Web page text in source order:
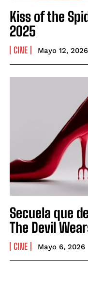
Kiss of the
2025
CINE Mayo 12, 2026
Secuela que
The Devil
CINE Mayo 6, 2026